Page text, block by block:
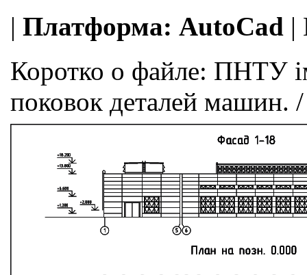
| Платформа: AutoCad |
Коротко о файле: ПНТУ
поковок деталей